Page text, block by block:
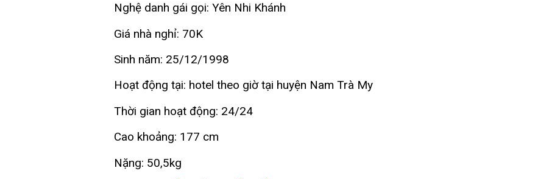
Nghệ danh gái gọi: Yên Nhi Khánh
Giá nhà nghỉ: 70K
Sinh năm: 25/12/1998
Hoạt động tại: hotel theo giờ tại huyện Nam Trà My
Thời gian hoạt động: 24/24
Cao khoảng: 177 cm
Nặng: 50,5kg